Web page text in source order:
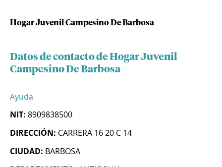
Hogar Juvenil Campesino De Barbosa
Datos de contacto de Hogar Juvenil
Campesino De Barbosa
Ayuda
NIT: 8909838500
DIRECCIÓN: CARRERA 16 20 C 14
CIUDAD: BARBOSA